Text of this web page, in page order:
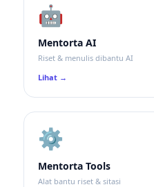
🤖
Mentorta AI
Riset & menulis dibantu AI
Lihat →
⚙️
Mentorta Tools
Alat bantu riset & sitasi